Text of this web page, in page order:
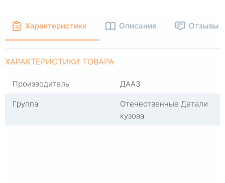
Характеристики Описание Отзывы
ХАРАКТЕРИСТИКИ ТОВАРА
Производитель
ДААЗ
Группа
Отечественные Детали
кузова